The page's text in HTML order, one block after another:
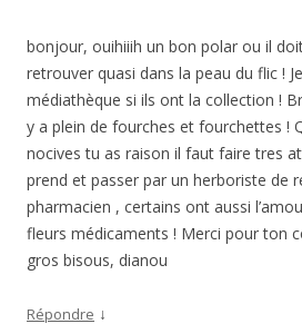
bonjour, ouihiiih un bon polar ou il
retrouver quasi dans la peau du flic !
médiathèque si ils ont la collection !
y a plein de fourches et fourchettes !
nocives tu as raison il faut faire tres
prend et passer par un herboriste de
pharmacien , certains ont aussi
fleurs médicaments ! Merci pour ton
gros bisous, dianou
Répondre ↓